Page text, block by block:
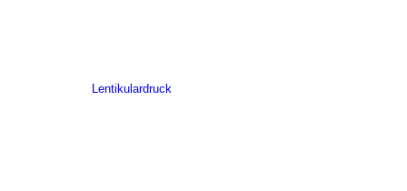
Lentikulardruck